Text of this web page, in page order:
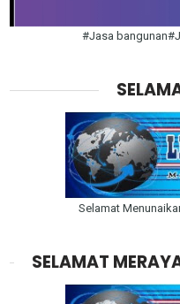
#Jasa
Selamat
SELAMAT